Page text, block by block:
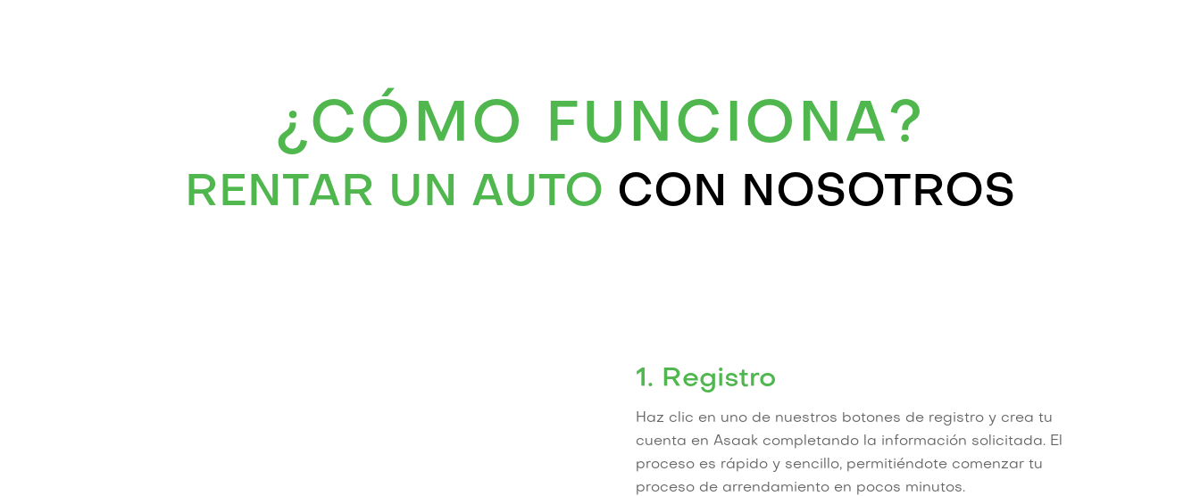
¿CÓMO FUNCIONA?
RENTAR UN AUTO CON NOSOTROS
1. Registro
Haz clic en uno de nuestros botones de registro y crea tu
cuenta en Asaak completando la información solicitada. El
proceso es rápido y sencillo, permitiéndote comenzar tu
proceso de arrendamiento en pocos minutos.